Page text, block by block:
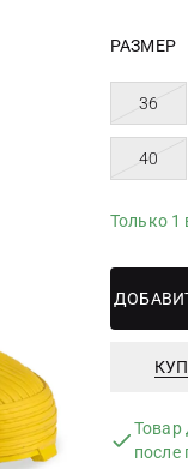
РАЗМЕР
36
40
Только 1
Товар
после